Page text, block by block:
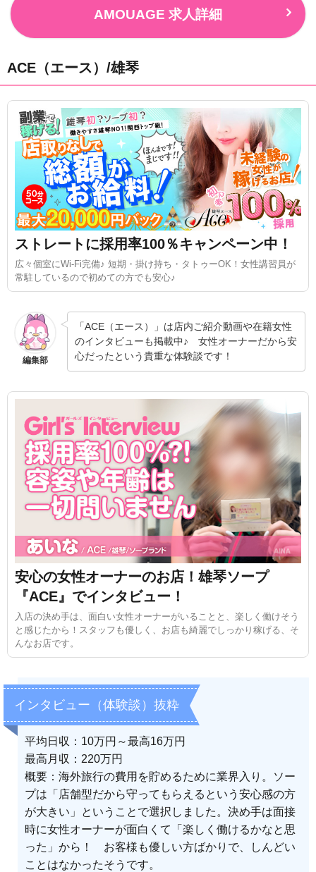
AMOUAGE 求人詳細
ACE（エース）/雄琴
ストレートに採用率100％キャンペーン中！
広々個室にWi-Fi完備♪ 短期・掛け持ち・タトゥーOK！女性講習員が
常駐しているので初めての方でも安心♪
編集部
「ACE（エース）」は店内ご紹介動画や在籍女性
のインタビューも掲載中♪ 女性オーナーだから安
心だったという貴重な体験談です！
安心の女性オーナーのお店！雄琴ソープ
『ACE』でインタビュー！
入店の決め手は、面白い女性オーナーがいることと、楽しく働けそう
と感じたから！スタッフも優しく、お店も綺麗でしっかり稼げる、そ
んなお店です。
インタビュー（体験談）抜粋
平均日収：10万円～最高16万円
最高月収：220万円
概要：海外旅行の費用を貯めるために業界入り。ソー
プは「店舗型だから守ってもらえるという安心感の方
が大きい」ということで選択しました。決め手は面接
時に女性オーナーが面白くて「楽しく働けるかなと思
った」から！ お客様も優しい方ばかりで、しんどい
ことはなかったそうです。